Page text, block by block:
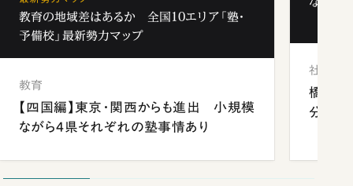
教育の地域差はあるか 全国10エリア「塾・
予備校」最新勢力マップ
教育
【四国編】東京・関西からも進出 小規模
ながら4県それぞれの塾事情あり
社会
橋本愛
分 佐